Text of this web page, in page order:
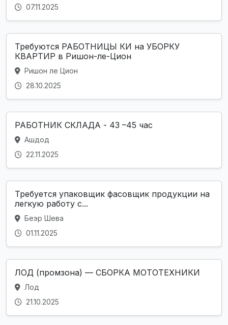
07.11.2025
Требуются РАБОТНИЦЫ КИ на УБОРКУ
КВАРТИР в Ришон-ле-Цион
Ришон ле Цион
28.10.2025
РАБОТНИК СКЛАДА - 43 –45 час
Ашдод
22.11.2025
Требуется упаковщик фасовщик продукции на
легкую работу с...
Беэр Шева
01.11.2025
ЛОД (промзона) — СБОРКА МОТОТЕХНИКИ
Лод
21.10.2025